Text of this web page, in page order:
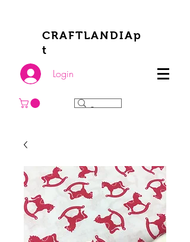
CRAFTLANDIAp
t
Login